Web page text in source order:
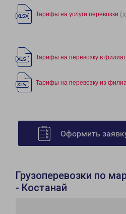
Тарифы на услуги перевозки
Тарифы на перевозку в
Тарифы на перевозку из
Оформить
Грузоперевозки по
- Костанай